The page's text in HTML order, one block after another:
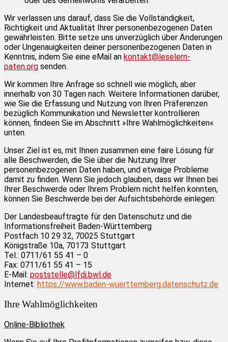
Wir verlassen uns darauf, dass Sie die Vollständigkeit,
Richtigkeit und Aktualität Ihrer personenbezogenen Daten
gewährleisten. Bitte setze uns unverzüglich über Änderungen
oder Ungenauigkeiten deiner personenbezogenen Daten in
Kenntnis, indem Sie eine eMail an kontakt@leselern-
paten.org senden.
Wir kommen Ihre Anfrage so schnell wie möglich, aber
innerhalb von 30 Tagen nach. Weitere Informationen darüber,
wie Sie die Erfassung und Nutzung von Ihren Präferenzen
bezüglich Kommunikation und Newsletter kontrollieren
können, findeen Sie im Abschnitt »Ihre Wahlmöglichkeiten«
unten.
Unser Ziel ist es, mit Ihnen zusammen eine faire Lösung für
alle Beschwerden, die Sie über die Nutzung Ihrer
personenbezogenen Daten haben, und etwaige Probleme
damit zu finden. Wenn Sie jedoch glauben, dass wir Ihnen bei
Ihrer Beschwerde oder Ihrem Problem nicht helfen konnten,
können Sie Beschwerde bei der Aufsichtsbehörde einlegen:
Der Landesbeauftragte für den Datenschutz und die
Informationsfreiheit Baden-Württemberg
Postfach 10 29 32, 70025 Stuttgart
Königstraße 10a, 70173 Stuttgart
Tel.: 0711/61 55 41 – 0
Fax: 0711/61 55 41 – 15
E-Mail: poststelle@lfdi.bwl.de
Internet: https://www.baden-wuerttemberg.datenschutz.de
Ihre Wahlmöglichkeiten
Online-Bibliothek